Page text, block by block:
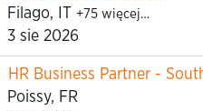
Filago, IT +75 więcej…
3 sie 2026
HR Business Partner -
Poissy, FR